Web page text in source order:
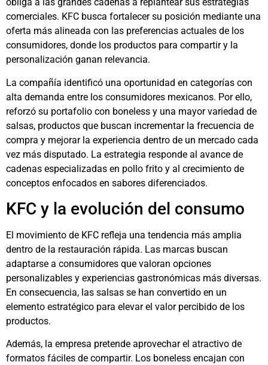
obliga a las grandes cadenas a replantear sus estrategias
comerciales. KFC busca fortalecer su posición mediante una
oferta más alineada con las preferencias actuales de los
consumidores, donde los productos para compartir y la
personalización ganan relevancia.
La compañía identificó una oportunidad en categorías con
alta demanda entre los consumidores mexicanos. Por ello,
reforzó su portafolio con boneless y una mayor variedad de
salsas, productos que buscan incrementar la frecuencia de
compra y mejorar la experiencia dentro de un mercado cada
vez más disputado. La estrategia responde al avance de
cadenas especializadas en pollo frito y al crecimiento de
conceptos enfocados en sabores diferenciados.
KFC y la evolución del consumo
El movimiento de KFC refleja una tendencia más amplia
dentro de la restauración rápida. Las marcas buscan
adaptarse a consumidores que valoran opciones
personalizables y experiencias gastronómicas más diversas.
En consecuencia, las salsas se han convertido en un
elemento estratégico para elevar el valor percibido de los
productos.
Además, la empresa pretende aprovechar el atractivo de
formatos fáciles de compartir. Los boneless encajan con